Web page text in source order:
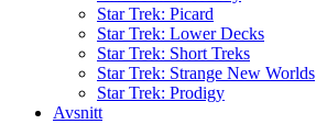
Star Trek: Picard
Star Trek: Lower Decks
Star Trek: Short Treks
Star Trek: Strange New Worlds
Star Trek: Prodigy
Avsnitt